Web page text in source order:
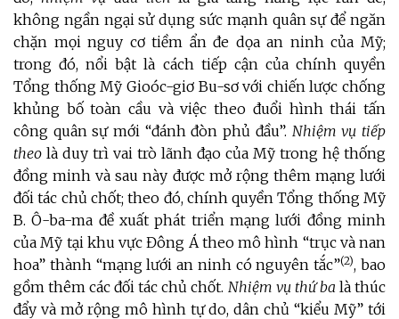
không ngần ngại sử dụng sức mạnh quân sự để ngăn
chặn mọi nguy cơ tiềm ẩn đe dọa an ninh của Mỹ;
trong đó, nổi bật là cách tiếp cận của chính quyền
Tổng thống Mỹ Gioóc-giơ Bu-sơ với chiến lược chống
khủng bố toàn cầu và việc theo đuổi hình thái tấn
công quân sự mới “đánh đòn phủ đầu”. Nhiệm vụ tiếp
theo là duy trì vai trò lãnh đạo của Mỹ trong hệ thống
đồng minh và sau này được mở rộng thêm mạng lưới
đối tác chủ chốt; theo đó, chính quyền Tổng thống Mỹ
B. Ô-ba-ma đề xuất phát triển mạng lưới đồng minh
của Mỹ tại khu vực Đông Á theo mô hình “trục và nan
hoa” thành “mạng lưới an ninh có nguyên tắc”(2), bao
gồm thêm các đối tác chủ chốt. Nhiệm vụ thứ ba là thúc
đẩy và mở rộng mô hình tự do, dân chủ “kiểu Mỹ” tới